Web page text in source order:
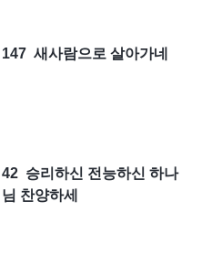
147 새사람으로 살아가네
42 승리하신 전능하신 하나
님 찬양하세